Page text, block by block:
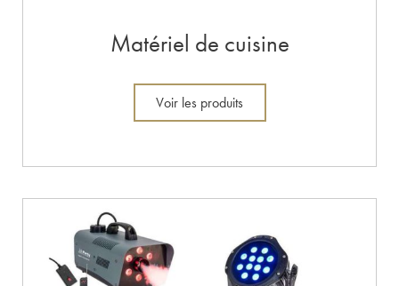
Matériel de cuisine
Voir les produits